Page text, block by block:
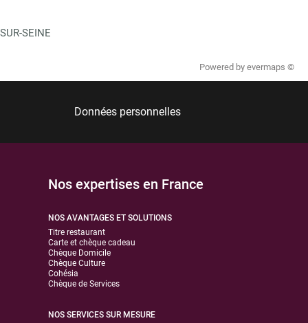
SEINE
Powered by evermaps ©
Données personnelles
Nos expertises en France
NOS AVANTAGES ET SOLUTIONS
Titre restaurant
Carte et chèque cadeau
Chèque Domicile
Chèque Culture
Cohésia
Chèque de Services
NOS SERVICES SUR MESURE